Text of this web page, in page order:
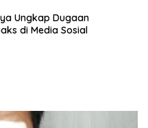
Ungkap Dugaan
di Media Sosial